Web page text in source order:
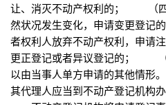
让、消灭不动产权利的； （四
然状况发生变化，申请变更登
者权利人放弃不动产权利，申
更正登记或者异议登记的； （
以由当事人单方申请的其他情
其代理人应当到不动产登记机构